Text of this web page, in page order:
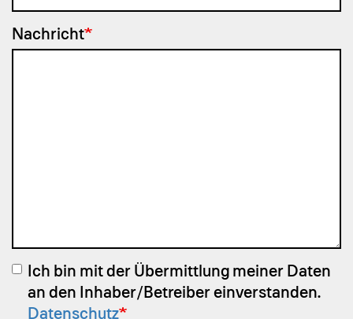
Nachricht
Ich bin mit der Übermittlung meiner Daten
an den Inhaber/Betreiber einverstanden.
Datenschutz